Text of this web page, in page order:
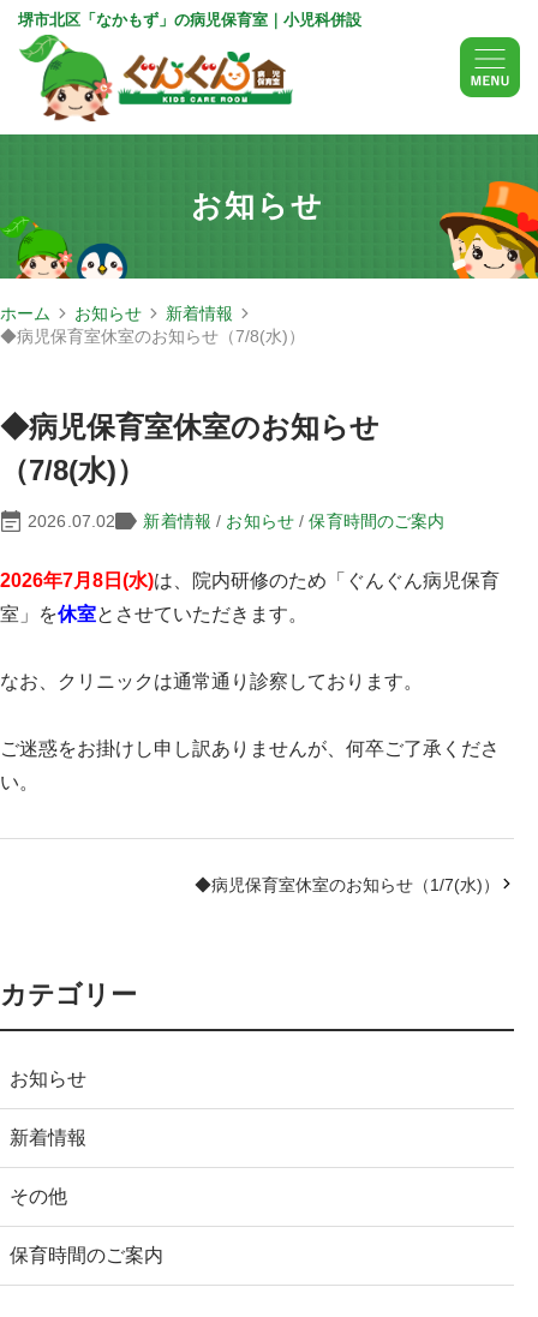
堺市北区「なかもず」の病児保育室｜小児科併設
お知らせ
ホーム お知らせ
新着情報
◆病児保育室休室のお知らせ（7/8(水)）
◆病児保育室休室のお知らせ
（7/8(水)）
2026.07.02 新着情報 / お知らせ/保育時間のご案内
2026年7月8日(水)は、院内研修のため「ぐんぐん病児保育
室」を休室とさせていただきます。
なお、クリニックは通常通り診察しております。
ご迷惑をお掛けし申し訳ありませんが、何卒ご了承くださ
い。
◆病児保育室休室のお知らせ（1/7(水)）
カテゴリー
お知らせ
新着情報
その他
保育時間のご案内